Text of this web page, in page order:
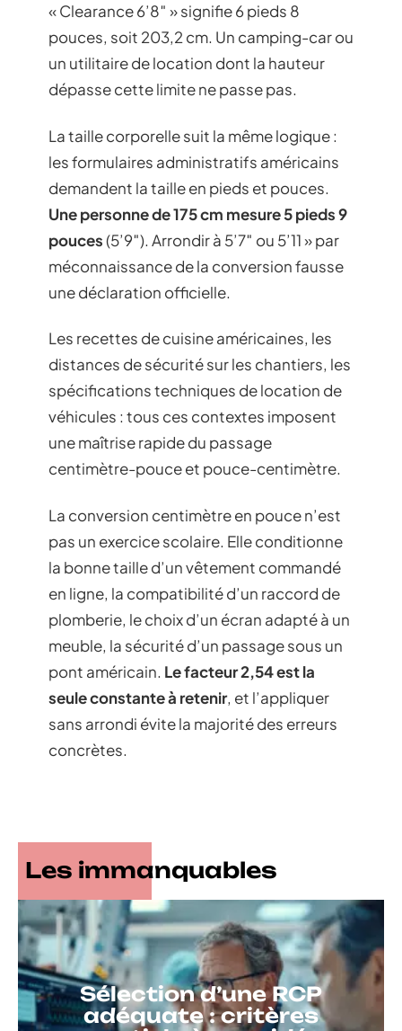
« Clearance 6’8″ » signifie 6 pieds 8
pouces, soit 203,2 cm. Un camping-car ou
un utilitaire de location dont la hauteur
dépasse cette limite ne passe pas.
La taille corporelle suit la même logique :
les formulaires administratifs américains
demandent la taille en pieds et pouces.
Une personne de 175 cm mesure 5 pieds 9
pouces(5’9″). Arrondir à 5’7″ ou 5’11 » par
méconnaissance de la conversion fausse
une déclaration officielle.
Les recettes de cuisine américaines, les
distances de sécurité sur les chantiers, les
spécifications techniques de location de
véhicules : tous ces contextes imposent
une maîtrise rapide du passage
centimètre-pouce et pouce-centimètre.
La conversion centimètre en pouce n’est
pas un exercice scolaire. Elle conditionne
la bonne taille d’un vêtement commandé
en ligne, la compatibilité d’un raccord de
plomberie, le choix d’un écran adapté à un
meuble, la sécurité d’un passage sous un
pont américain. Le facteur 2,54 est la
seule constante à retenir, et l’appliquer
sans arrondi évite la majorité des erreurs
concrètes.
Les immanquables
Sélection d’une RCP
adéquate : critères